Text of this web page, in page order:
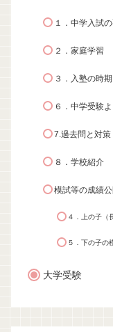
１．中学入試
２．家庭学習
３．入塾の時
６．中学受験
7.過去問と対策
８．学校紹介
模試等の成績公
４．上の子（
５．下の子の
大学受験